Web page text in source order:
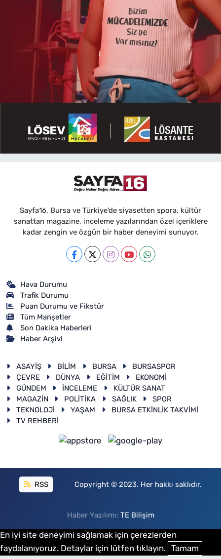
Sayfa16, Bursa ve Türkiye'de siyasetten spora, kültür
sanattan magazine, inceleme yazılarından özel içeriklere
kadar zengin ve özgün bir haber deneyimi sunuyor.
Hava Durumu
Trafik Durumu
Puan Durumu ve Fikstür
Tüm Manşetler
Son Dakika Haberleri
Haber Arşivi
ASAYİŞ BİLİM BURSA
BURSASPOR
ÇEVRE
DÜNYA EĞİTİM
EKONOMİ
GÜNDEM
İNCELEME
KÜLTÜR SANAT
MAGAZİN
POLİTİKA SAĞLIK
SPOR
TEKNOLOJİ
YAŞAM
BURSA ETKİNLİK TAKVİMİ
TV REHBERİ
RSS Copyright © 2023. Her hakkı saklıdır.
Haber Yazılımı: TE Bilişim
En iyi site deneyimi sağlamak için çerezlerden
faydalanıyoruz. Detaylar için lütfen tıklayın. Tamam